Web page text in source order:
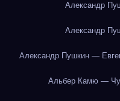
Александр
Александр
Александр Пушкин —
Альбер Камю —